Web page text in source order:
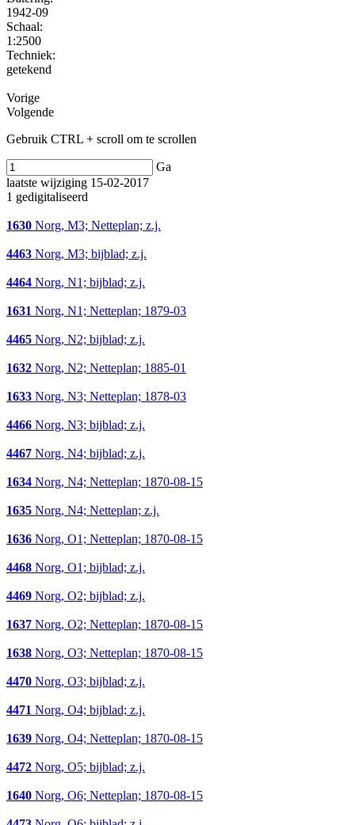
1942-09
Schaal:
1:2500
Techniek:
getekend
Vorige
Volgende
Gebruik CTRL + scroll om te scrollen
Ga
laatste wijziging 15-02-2017
1 gedigitaliseerd
1630 Norg, M3; Netteplan; z.j.
4463 Norg, M3; bijblad; z.j.
4464 Norg, N1; bijblad; z.j.
1631 Norg, N1; Netteplan; 1879-03
4465 Norg, N2; bijblad; z.j.
1632 Norg, N2; Netteplan; 1885-01
1633 Norg, N3; Netteplan; 1878-03
4466 Norg, N3; bijblad; z.j.
4467 Norg, N4; bijblad; z.j.
1634 Norg, N4; Netteplan; 1870-08-15
1635 Norg, N4; Netteplan; z.j.
1636 Norg, O1; Netteplan; 1870-08-15
4468 Norg, O1; bijblad; z.j.
4469 Norg, O2; bijblad; z.j.
1637 Norg, O2; Netteplan; 1870-08-15
1638 Norg, O3; Netteplan; 1870-08-15
4470 Norg, O3; bijblad; z.j.
4471 Norg, O4; bijblad; z.j.
1639 Norg, O4; Netteplan; 1870-08-15
4472 Norg, O5; bijblad; z.j.
1640 Norg, O6; Netteplan; 1870-08-15